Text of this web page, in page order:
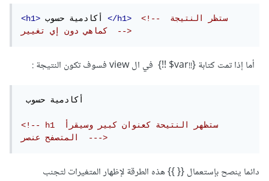
<h1> أكادمية حسوب </h1>
<!-- ستظر النتيجة
كماهي دون إي تغيير  -->
أما إذا تمت كتابة {!!var$ !!} في ال view فسوف تكون النتيجة :
أكادمية حسوب
<!-- h1 ستظهر النتيحة كعنوان كبير وسيقرأ
المتصفح عنصر  --->
دائما ينصح بإستعمال {{ }} هذه الطرقة لإظهار المتغيرات لتجنب